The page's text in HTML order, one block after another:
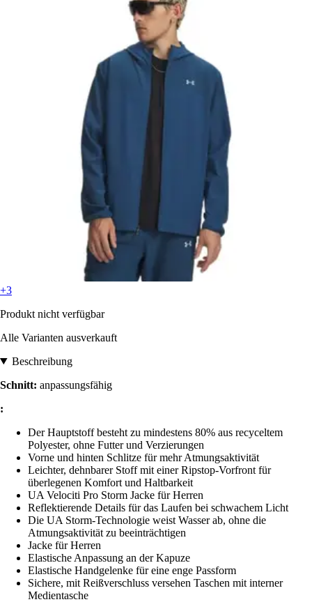
+3
Produkt nicht verfügbar
Alle Varianten ausverkauft
Beschreibung
Schnitt: anpassungsfähig
:
Der Hauptstoff besteht zu mindestens 80% aus recyceltem
Polyester, ohne Futter und Verzierungen
Vorne und hinten Schlitze für mehr Atmungsaktivität
Leichter, dehnbarer Stoff mit einer Ripstop-Vorfront für
überlegenen Komfort und Haltbarkeit
UA Velociti Pro Storm Jacke für Herren
Reflektierende Details für das Laufen bei schwachem Licht
Die UA Storm-Technologie weist Wasser ab, ohne die
Atmungsaktivität zu beeinträchtigen
Jacke für Herren
Elastische Anpassung an der Kapuze
Elastische Handgelenke für eine enge Passform
Sichere, mit Reißverschluss versehen Taschen mit interner
Medientasche